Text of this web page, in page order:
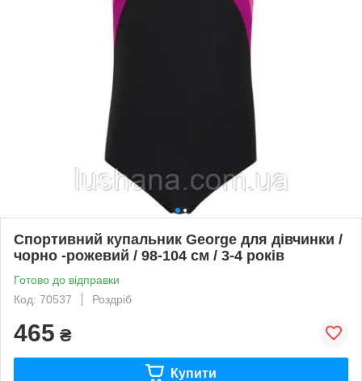
Спортивний купальник George для дівчинки /
чорно -рожевий / 98-104 см / 3-4 років
Готово до відправки
Код: 70537
Роздріб
465 ₴
Купити